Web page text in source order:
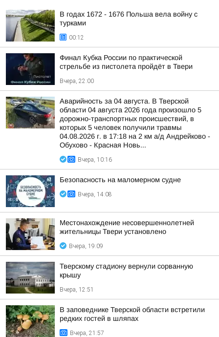
В годах 1672 - 1676 Польша вела войну с
турками
00:12
Финал Кубка России по практической
стрельбе из пистолета пройдёт в Твери
Вчера, 22:00
Аварийность за 04 августа. В Тверской
области 04 августа 2026 года произошло 5
дорожно-транспортных происшествий, в
которых 5 человек получили травмы
04.08.2026 г. в 17:18 на 2 км а/д Андрейково -
Обухово - Красная Новь...
Вчера, 10:16
Безопасность на малoмернoм судне
Вчера, 14:08
Местонахождение несовершеннолетней
жительницы Твери установлено
Вчера, 19:09
Тверскому стадиону вернули сорванную
крышу
Вчера, 12:51
В заповеднике Тверской области встретили
редких гостей в шляпах
Вчера, 21:57